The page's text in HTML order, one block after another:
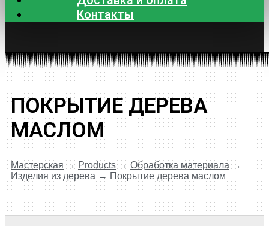
Контакты
ПОКРЫТИЕ ДЕРЕВА
МАСЛОМ
Мастерская → Products→Обработка материала →
Изделия из дерева→Покрытие дерева маслом